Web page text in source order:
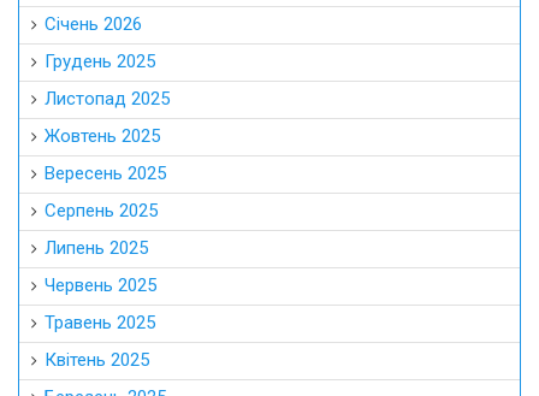
Січень 2026
Грудень 2025
Листопад 2025
Жовтень 2025
Вересень 2025
Серпень 2025
Липень 2025
Червень 2025
Травень 2025
Квітень 2025